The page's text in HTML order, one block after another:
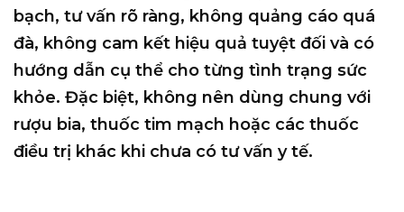
bạch, tư vấn rõ ràng, không quảng cáo quá
đà, không cam kết hiệu quả tuyệt đối và có
hướng dẫn cụ thể cho từng tình trạng sức
khỏe. Đặc biệt, không nên dùng chung với
rượu bia, thuốc tim mạch hoặc các thuốc
điều trị khác khi chưa có tư vấn y tế.